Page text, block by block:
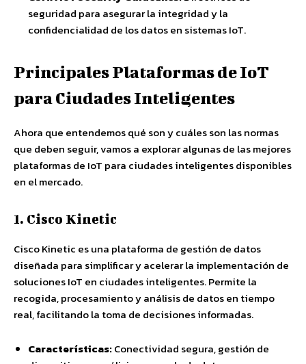
seguridad para asegurar la integridad y la
confidencialidad de los datos en sistemas IoT.
Principales Plataformas de IoT
para Ciudades Inteligentes
Ahora que entendemos qué son y cuáles son las normas
que deben seguir, vamos a explorar algunas de las mejores
plataformas de IoT para ciudades inteligentes disponibles
en el mercado.
1. Cisco Kinetic
Cisco Kinetic es una plataforma de gestión de datos
diseñada para simplificar y acelerar la implementación de
soluciones IoT en ciudades inteligentes. Permite la
recogida, procesamiento y análisis de datos en tiempo
real, facilitando la toma de decisiones informadas.
Características:Conectividad segura, gestión de